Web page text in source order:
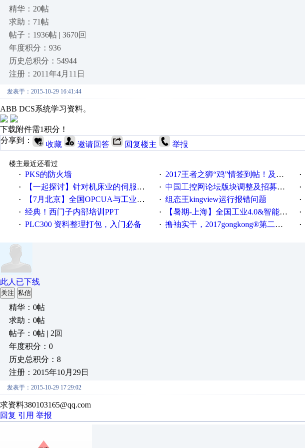
精华：20帖
求助：71帖
帖子：1936帖 | 3670回
年度积分：936
历史总积分：54944
注册：2011年4月11日
发表于：2015-10-29 16:41:44
ABB DCS系统学习资料。
下载附件需1积分！
分享到：
收藏 邀请回答 回复楼主 举报
楼主最近还看过
· PKS的防火墙 · 2017王者之狮“鸡”情签到帖！及时更新在线研讨会预告 ·
· 【一起探讨】针对机床业的伺服系统发展，您的期望是什么？ · 中国工控网论坛版块调整及招募版主公告 ·
· 【7月北京】全国OPCUA与工业互联技术培训班通知！ · 组态王kingview运行报错问题 ·
· 经典！西门子内部培训PPT · 【暑期-上海】全国工业4.0&智能制造高级培训班通知！ ·
· PLC300 资料整理打包，入门必备 · 撸袖实干，2017gongkong®第二届智造工程师节正式起航！ ·
此人已下线
关注 私信
精华：0帖
求助：0帖
帖子：0帖 | 2回
年度积分：0
历史总积分：8
注册：2015年10月29日
发表于：2015-10-29 17:29:02
求资料380103165@qq.com
回复 引用 举报